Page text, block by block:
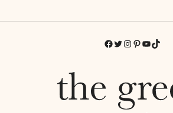
Facebook
Twitter
Instagram
Pinterest
YouTube
TikTok